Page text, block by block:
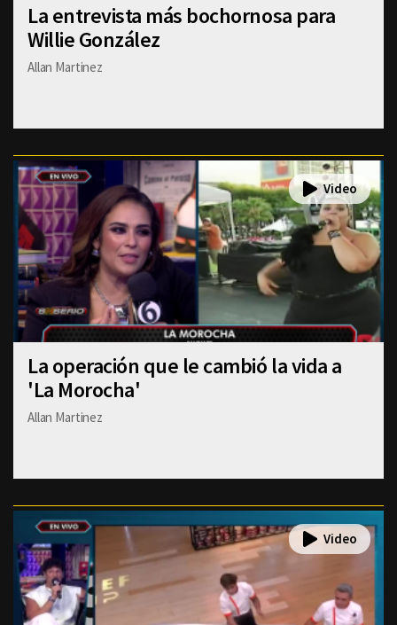
La entrevista más bochornosa para
Willie González
Allan Martinez
La operación que le cambió la vida a
'La Morocha'
Allan Martinez